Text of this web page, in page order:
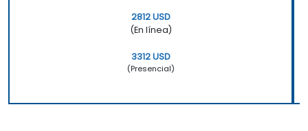
2812 USD
(En línea)
3312 USD
(Presencial)